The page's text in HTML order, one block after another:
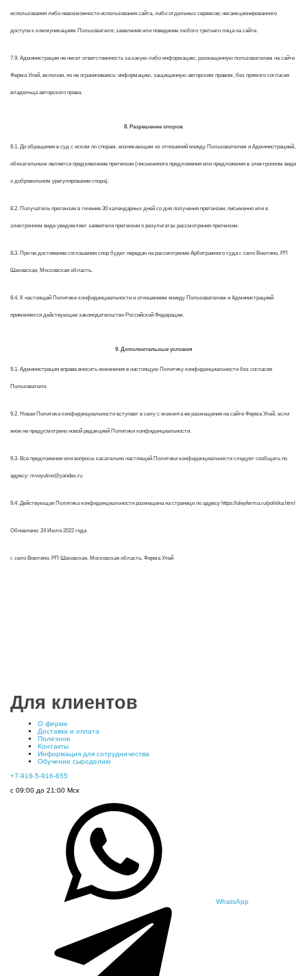
использования либо невозможности использования сайта, либо отдельных сервисов; несанкционированного
доступа к коммуникациям Пользователя; заявления или поведение любого третьего лица на сайте.
7.9. Администрация не несет ответственность за какую-либо информацию, размещенную пользователем на сайте
Ферма Улей, включая, но не ограничиваясь: информацию, защищенную авторским правом, без прямого согласия
владельца авторского права.
8. Разрешение споров
8.1. До обращения в суд с иском по спорам, возникающим из отношений между Пользователем и Администрацией,
обязательным является предъявление претензии (письменного предложения или предложения в электронном виде
о добровольном урегулировании спора).
8.2. Получатель претензии в течение 30 календарных дней со дня получения претензии, письменно или в
электронном виде уведомляет заявителя претензии о результатах рассмотрения претензии.
8.3. При не достижении соглашения спор будет передан на рассмотрение Арбитражного суда г. село Воютино, РП
Шаховская, Московская область.
8.4. К настоящей Политике конфиденциальности и отношениям между Пользователем и Администрацией
применяется действующее законодательство Российской Федерации.
9. Дополнительные условия
9.1. Администрация вправе вносить изменения в настоящую Политику конфиденциальности без согласия
Пользователя.
9.2. Новая Политика конфиденциальности вступает в силу с момента ее размещения на сайте Ферма Улей, если
иное не предусмотрено новой редакцией Политики конфиденциальности.
9.3. Все предложения или вопросы касательно настоящей Политики конфиденциальности следует сообщать по
адресу: mvoyutino@yandex.ru
9.4. Действующая Политика конфиденциальности размещена на странице по адресу https://uleyferma.ru/politika.html
Обновлено: 24 Июля 2022 года
г. село Воютино, РП Шаховская, Московская область, Ферма Улей
Для клиентов
О ферме
Доставка и оплата
Полезное
Контакты
Информация для сотрудничества
Обучение сыроделию
+7-916-5-916-655
с 09:00 до 21:00 Мск
WhatsApp